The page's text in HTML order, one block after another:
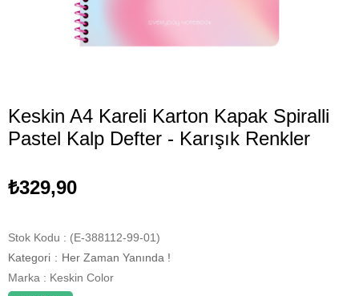
Keskin A4 Kareli Karton Kapak Spiralli
Pastel Kalp Defter - Karışık Renkler
₺329,90
Stok Kodu
(E-388112-99-01)
Kategori : Her Zaman Yanında !
Marka : Keskin Color